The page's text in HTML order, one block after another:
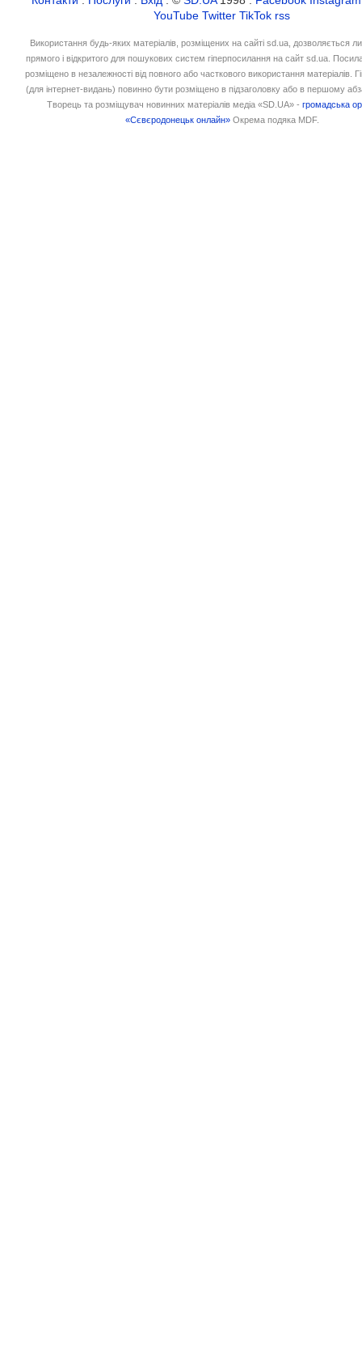
YouTube Twitter TikTok rss
Використання будь-яких матеріалів, розміщених на сайті sd.ua, дозволяється
прямого і відкритого для пошукових систем гіперпосилання на сайт sd.ua.
розміщено в незалежності від повного або часткового використання матеріалів.
(для інтернет-видань) повинно бути розміщено в підзаголовку або в першому
Творець та розміщувач новинних матеріалів медіа «SD.UA» -громадська
«Сєвєродонецьк онлайн» Окрема подяка MDF.